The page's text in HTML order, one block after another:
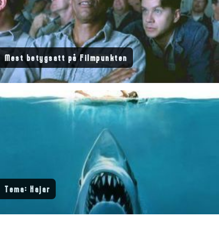
Mest betygsatt på Filmpunkten
Tema: Hajar